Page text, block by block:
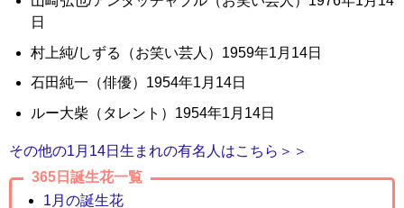
日
村上純/しずる（お笑い芸人）1959年1月14日
石田純一（俳優）1954年1月14日
ルー大柴（タレント）1954年1月14日
その他の1月14日生まれの有名人はこちら＞＞
365日誕生花一覧
1月の誕生花